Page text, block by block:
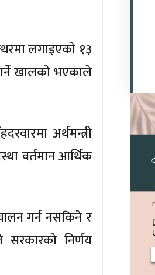
लगाइएको १३
खालको भएकाले
अर्थमन्त्री
वर्तमान आर्थिक
गर्न नसकिने र
निर्णय